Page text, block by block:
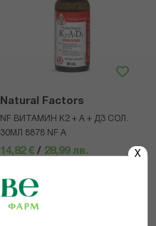
X
Natural Factors
NF ВИТАМИН К2 + А + Д3 СОЛ.
30МЛ 8878 NF А
14,82 € / 28,99 лв.